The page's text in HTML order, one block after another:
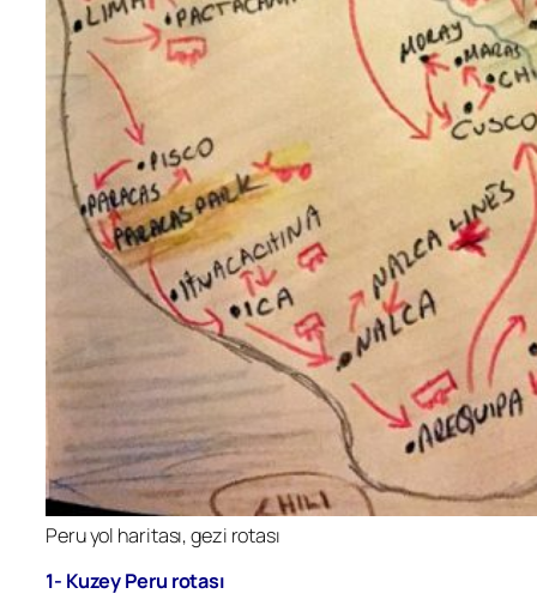
Peru yol haritası, gezi rotası
1- Kuzey Peru rotası